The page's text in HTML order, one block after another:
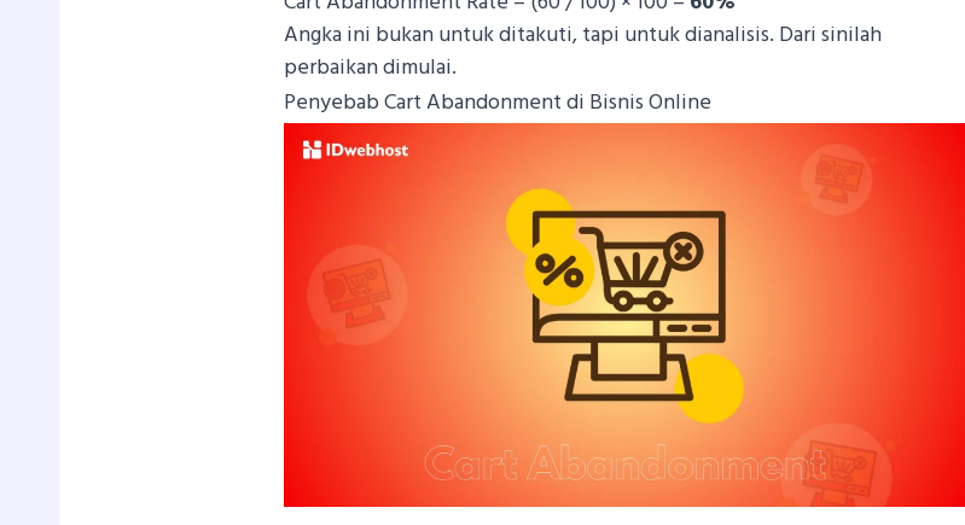
Angka ini bukan untuk ditakuti, tapi untuk dianalisis. Dari sinilah
perbaikan dimulai.
Penyebab Cart Abandonment di Bisnis Online